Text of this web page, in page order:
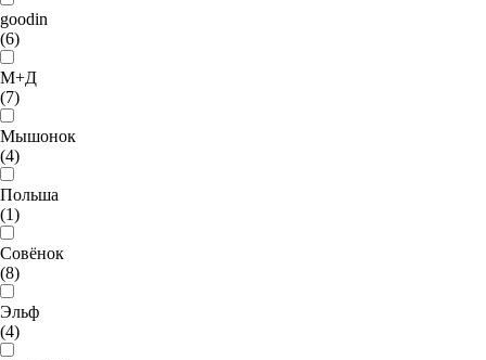
goodin
(6)
М+Д
(7)
Мышонок
(4)
Польша
(1)
Совёнок
(8)
Эльф
(4)